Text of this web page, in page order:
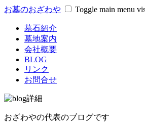
お墓のおざわや Toggle main menu
墓石紹介
墓地案内
会社概要
BLOG
リンク
お問合せ
おざわやの代表のブログです